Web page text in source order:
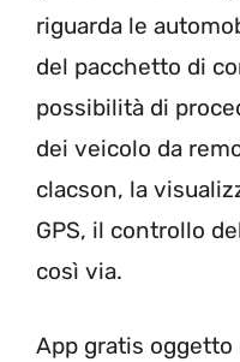
riguarda le
del pacchetto di
possibilità di
dei veicolo da
clacson, la
GPS, il controllo
così via.
App gratis oggetto